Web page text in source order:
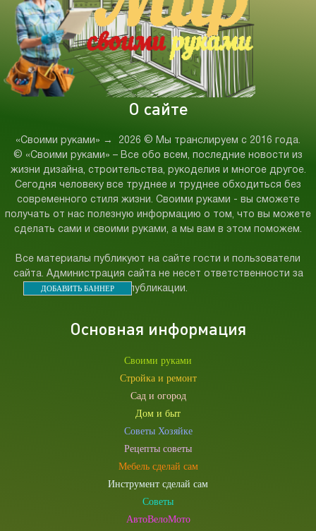
О сайте
«Своими руками» → 2026 © Мы транслируем с 2016 года.
© «Своими руками» – Все обо всем, последние новости из
жизни дизайна, строительства, рукоделия и многое другое.
Сегодня человеку все труднее и труднее обходиться без
современного стиля жизни. Своими руками - вы сможете
получать от нас полезную информацию о том, что вы можете
сделать сами и своими руками, а мы вам в этом поможем.
Все материалы публикуют на сайте гости и пользователи
сайта. Администрация сайта не несет ответственности за
публикации.
ДОБАВИТЬ БАННЕР
Основная информация
Своими руками
Стройка и ремонт
Сад и огород
Дом и быт
Советы Хозяйке
Рецепты советы
Мебель сделай сам
Инструмент сделай сам
Советы
АвтоВелоМото